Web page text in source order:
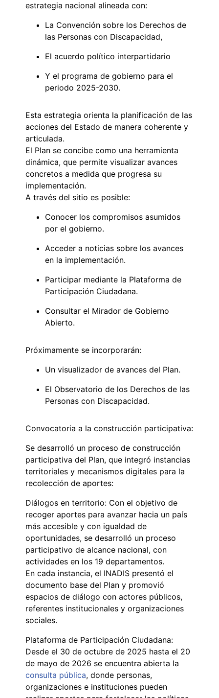
estrategia nacional alineada con:
La Convención sobre los Derechos de
las Personas con Discapacidad,
El acuerdo político interpartidario
Y el programa de gobierno para el
periodo 2025-2030.
Esta estrategia orienta la planificación de las
acciones del Estado de manera coherente y
articulada.
El Plan se concibe como una herramienta
dinámica, que permite visualizar avances
concretos a medida que progresa su
implementación.
A través del sitio es posible:
Conocer los compromisos asumidos
por el gobierno.
Acceder a noticias sobre los avances
en la implementación.
Participar mediante la Plataforma de
Participación Ciudadana.
Consultar el Mirador de Gobierno
Abierto.
Próximamente se incorporarán:
Un visualizador de avances del Plan.
El Observatorio de los Derechos de las
Personas con Discapacidad.
Convocatoria a la construcción participativa:
Se desarrolló un proceso de construcción
participativa del Plan, que integró instancias
territoriales y mecanismos digitales para la
recolección de aportes:
Diálogos en territorio: Con el objetivo de
recoger aportes para avanzar hacia un país
más accesible y con igualdad de
oportunidades, se desarrolló un proceso
participativo de alcance nacional, con
actividades en los 19 departamentos.
En cada instancia, el INADIS presentó el
documento base del Plan y promovió
espacios de diálogo con actores públicos,
referentes institucionales y organizaciones
sociales.
Plataforma de Participación Ciudadana:
Desde el 30 de octubre de 2025 hasta el 20
de mayo de 2026 se encuentra abierta la
consulta pública, donde personas,
organizaciones e instituciones pueden